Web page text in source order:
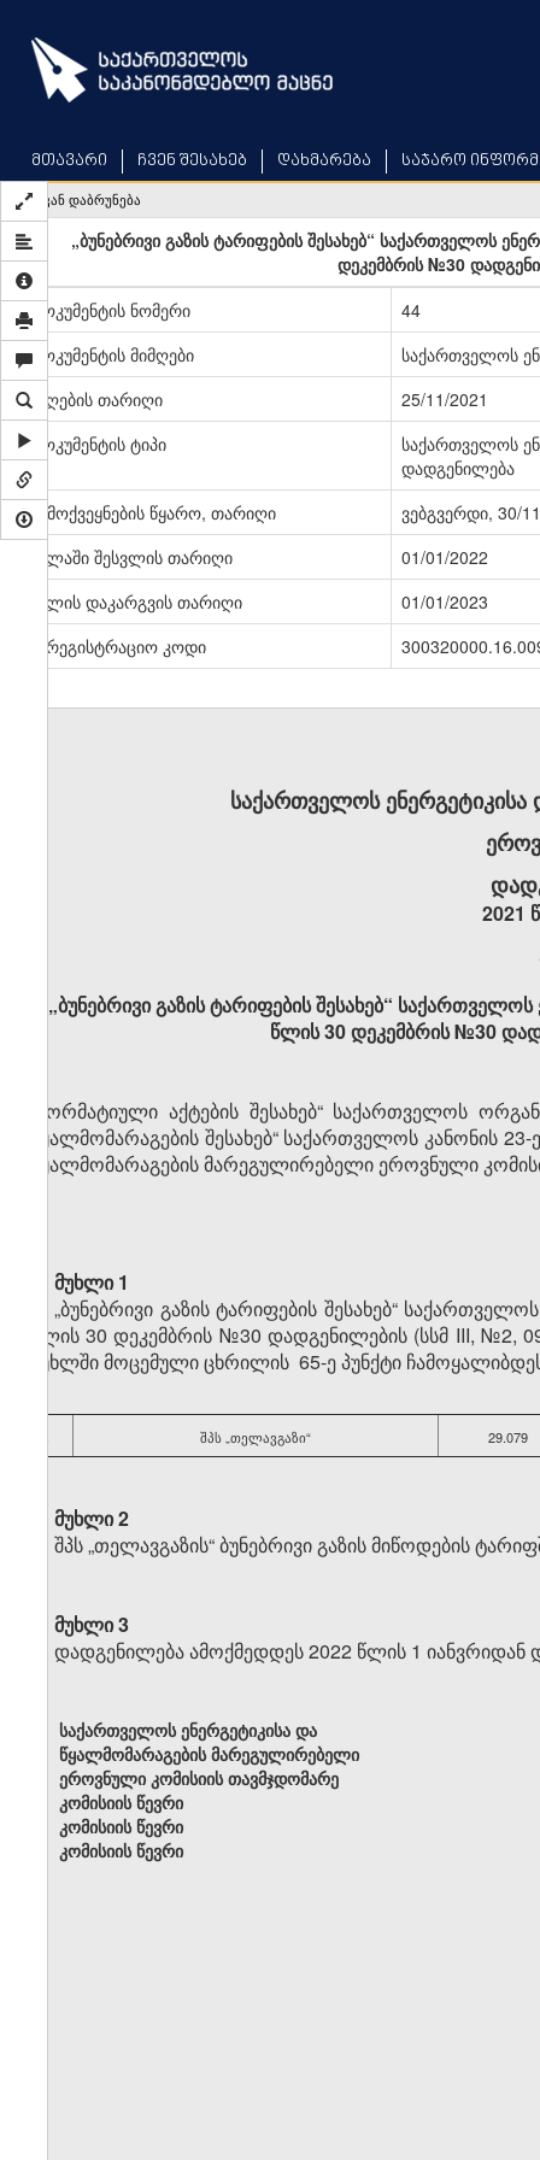
main
content
მთავარი ჩვენ შესახებ დახმარება საჯარო
უკან დაბრუნება
„ბუნებრივი გაზის ტარიფების შესახებ“ საქართველოს
დეკემბრის №30
დოკუმენტის ნომერი
44
დოკუმენტის მიმღები
საქართველოს
მიღების თარიღი
25/11/2021
დოკუმენტის ტიპი
საქართველოს
დადგენილება
გამოქვეყნების წყარო, თარიღი
ვებგვერდი, 30/
ძალაში შესვლის თარიღი
01/01/2022
ძალის დაკარგვის თარიღი
01/01/2023
სარეგისტრაციო კოდი
საქართველოს
2021
„ბუნებრივი გაზის ტარიფების შესახებ“
წლის 30 დეკემბრის №30
„ნორმატიული აქტების შესახებ“ საქართველოს
წყალმომარაგების შესახებ“ საქართველოს კანონის
წყალმომარაგების მარეგულირებელი ეროვნული
მუხლი 1
„ბუნებრივი გაზის ტარიფების შესახებ“
წლის 30 დეკემბრის №30 დადგენილების (სსმ III, №2,
მუხლში მოცემული ცხრილის 65-ე პუნქტი
შპს „თელავგაზი“ 29.079
მუხლი 2
შპს „თელავგაზის“ ბუნებრივი გაზის მიწოდების
მუხლი 3
დადგენილება ამოქმედდეს 2022 წლის 1 იანვრიდან
საქართველოს ენერგეტიკისა და
წყალმომარაგების მარეგულირებელი
ეროვნული კომისიის თავმჯდომარე
კომისიის წევრი
კომისიის წევრი
კომისიის წევრი